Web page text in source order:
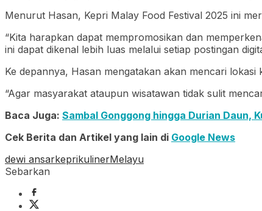
Menurut Hasan, Kepri Malay Food Festival 2025 ini
“Kita harapkan dapat mempromosikan dan
ini dapat dikenal lebih luas melalui setiap postingan
Ke depannya, Hasan mengatakan akan mencari
“Agar masyarakat ataupun wisatawan tidak sulit
Baca Juga: Sambal Gonggong hingga Durian Daun,
Cek Berita dan Artikel yang lain di Google News
dewi ansarkeprikulinerMelayu
Sebarkan